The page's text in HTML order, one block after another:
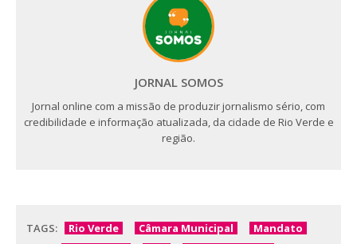
JORNAL SOMOS
Jornal online com a missão de produzir jornalismo sério, com
credibilidade e informação atualizada, da cidade de Rio Verde e
região.
TAGS: Rio Verde Câmara Municipal
Mandato